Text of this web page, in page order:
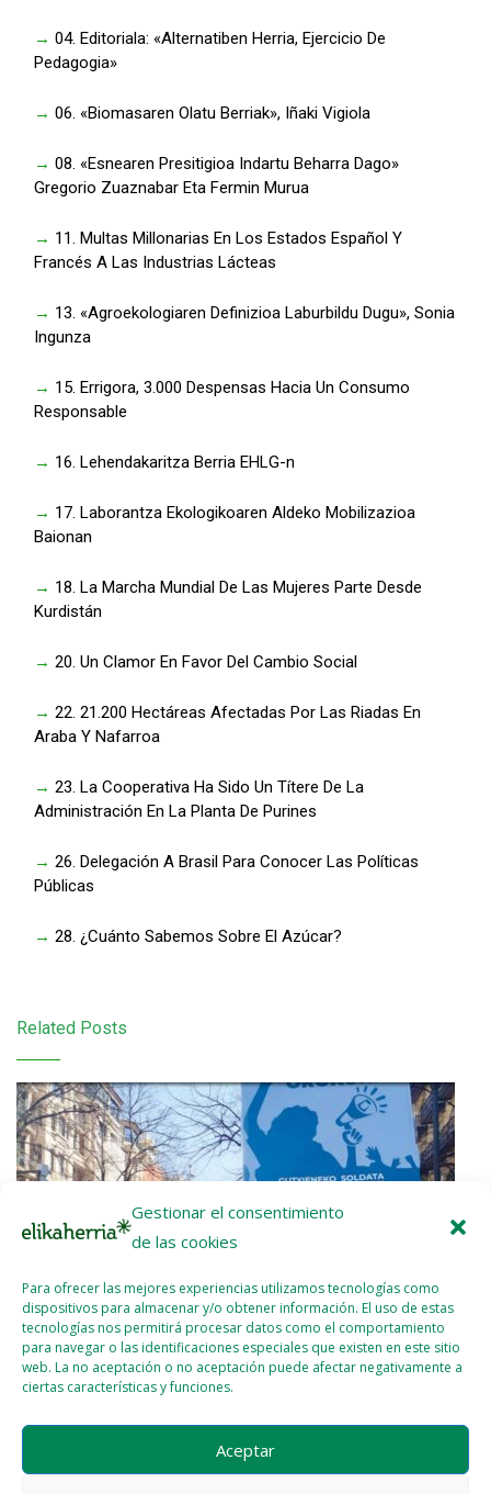
Gestionar el consentimiento
de las cookies
Para ofrecer las mejores experiencias utilizamos tecnologías como
dispositivos para almacenar y/o obtener información. El uso de estas
tecnologías nos permitirá procesar datos como el comportamiento
para navegar o las identificaciones especiales que existen en este sitio
web. La no aceptación o no aceptación puede afectar negativamente a
ciertas características y funciones.
Aceptar
→ 04. Editoriala: «Alternatiben Herria, Ejercicio De
Pedagogia»
→ 06. «Biomasaren Olatu Berriak», Iñaki Vigiola
→ 08. «Esnearen Presitigioa Indartu Beharra Dago»
Gregorio Zuaznabar Eta Fermin Murua
→ 11. Multas Millonarias En Los Estados Español Y
Francés A Las Industrias Lácteas
→ 13. «Agroekologiaren Definizioa Laburbildu Dugu», Sonia
Ingunza
→ 15. Errigora, 3.000 Despensas Hacia Un Consumo
Responsable
→ 16. Lehendakaritza Berria EHLG-n
→ 17. Laborantza Ekologikoaren Aldeko Mobilizazioa
Baionan
→ 18. La Marcha Mundial De Las Mujeres Parte Desde
Kurdistán
→ 20. Un Clamor En Favor Del Cambio Social
→ 22. 21.200 Hectáreas Afectadas Por Las Riadas En
Araba Y Nafarroa
→ 23. La Cooperativa Ha Sido Un Títere De La
Administración En La Planta De Purines
→ 26. Delegación A Brasil Para Conocer Las Políticas
Públicas
→ 28. ¿Cuánto Sabemos Sobre El Azúcar?
Related Posts
Etxalde 92 (Febrero – Marzo 2026)
WEBMASTER